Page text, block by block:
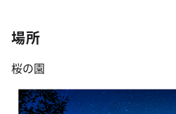
場所
桜の園